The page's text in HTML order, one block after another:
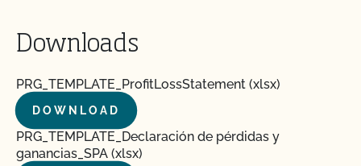
Downloads
PRG_TEMPLATE_ProfitLossStatement (xlsx)
DOWNLOAD
PRG_TEMPLATE_Declaración de pérdidas y
ganancias_SPA (xlsx)